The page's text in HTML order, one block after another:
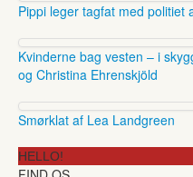
Pippi leger tagfat med politiet
Kvinderne bag vesten – i
og Christina Ehrenskjöld
Smørklat af Lea Landgreen
HELLO!